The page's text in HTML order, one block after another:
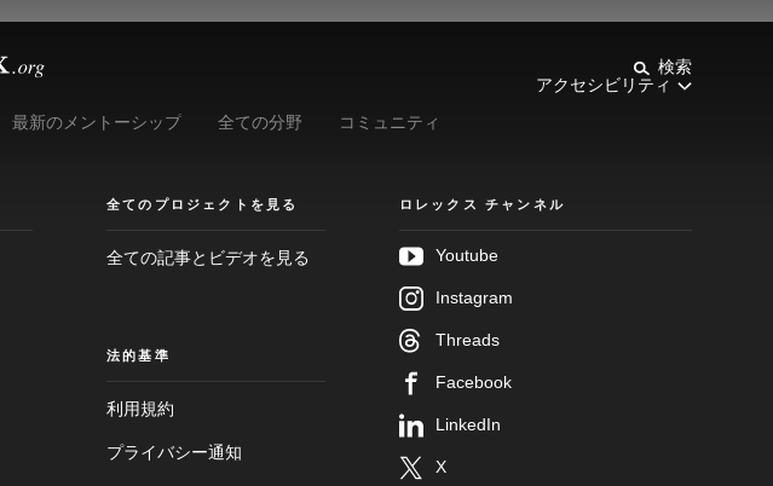
検索
最新のメントーシップ 全ての分野 コミュニティ
アクセシビリティ
全てのプロジェクトを見る
全ての記事とビデオを見る
法的基準
利用規約
プライバシー通知
ロレックス チャンネル
Youtube
Instagram
Threads
Facebook
LinkedIn
X